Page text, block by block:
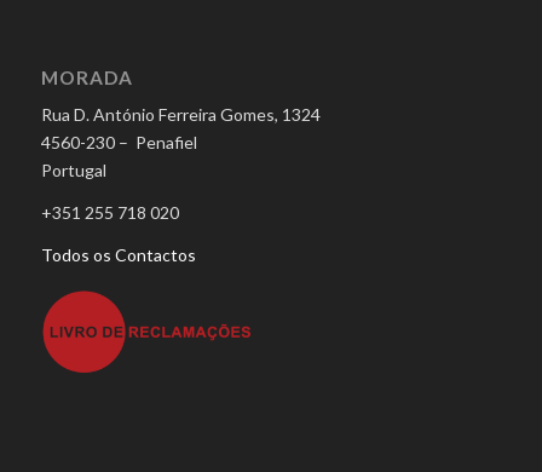
MORADA
Rua D. António Ferreira Gomes, 1324
4560-230 – Penafiel
Portugal
+351 255 718 020
Todos os Contactos